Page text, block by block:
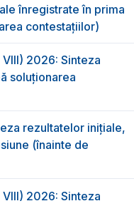
înregistrate în prima
contestațiilor)
2026: Sinteza
soluționarea
rezultatelor inițiale,
(înainte de
2026: Sinteza